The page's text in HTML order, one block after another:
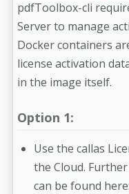
pdfToolbox-cli
Server to manage
Docker containers
license activation
in the image itself.
Option 1:
Use the callas
the Cloud.
can be found here: